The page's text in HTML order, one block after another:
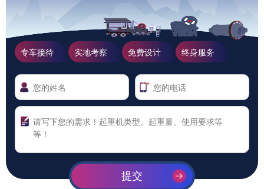
专车接待 实地考察 免费设计 终身服务
提交